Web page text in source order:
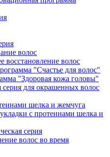
волос
восстановление волос
"Счастье для волос"
"Здоровая кожа головы"
для окрашенных волос
шелка и жемчуга
с протеинами шелка и
серия
волос во время